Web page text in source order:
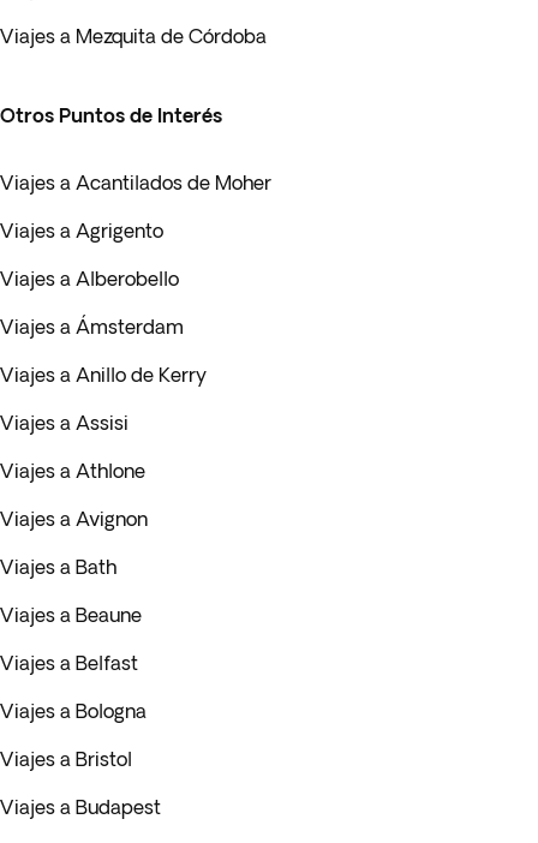
Viajes a Mezquita de Córdoba
Otros Puntos de Interés
Viajes a Acantilados de Moher
Viajes a Agrigento
Viajes a Alberobello
Viajes a Ámsterdam
Viajes a Anillo de Kerry
Viajes a Assisi
Viajes a Athlone
Viajes a Avignon
Viajes a Bath
Viajes a Beaune
Viajes a Belfast
Viajes a Bologna
Viajes a Bristol
Viajes a Budapest